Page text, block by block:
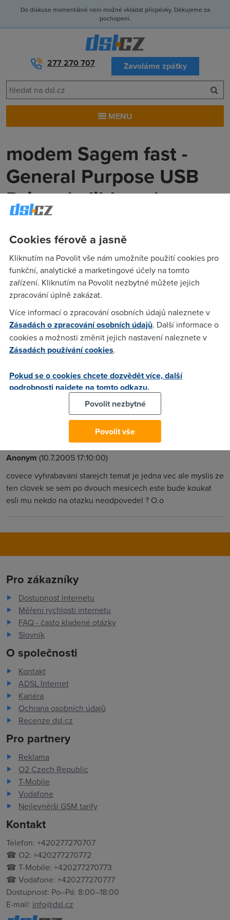
Do diskuse momentálně není možné vkládat příspěvky. Děkujeme za
pochopení.
277 270 707 Zavoláme zpátky
MENU
modem Sagem fast -
General Purpose USB
Driver (adildr.sys)
General Purpose USB Driver (adildr.sys), po chvili se me
pokazdy zasekne pocitac a v logu mam hlasku : "Služba
General Purpose USB Driver (adildr.sys) neuspěla při
spuštění v důsledku následující chyby: Zvolenou službu
nelze spustit, protože není povolena nebo s ní není spojeno
Anonym (10.7.2005 16:55:15)
nejde přímo smazat, musí se na to vzít program
TuneUp2000, který dokáže hledané položky smazat za
chodu windows. Napravit to určitě půjde i využitím
instalačního CD k modemu. Provede se opakovaně instalace
Anonym (10.7.2005 17:10:00)
covece vyhrabavani starejch temat je jedna vec ale myslis ze
ten clovek se sem po dvouch mesicech este bude koukat
esli mu nekdo na otazku neodpovedel ? O.o
Pro zákazníky
Dostupnost internetu
Měření rychlosti internetu
FAQ - často kladené otázky
Slovník
O společnosti
Kontakt
ADSL Internet
Kariéra
Ochrana osobních údajů
Recenze dsl.cz
Pro partnery
Reklama
O2 Czech Republic
T-Mobile
Vodafone
Nejlevnější GSM tarify
Kontakt
Telefon: +420277270707
☎ O2: +420277270772
☎ T-Mobile: +420277270773
☎ Vodafone: +420277270777
Dostupnost: Po–Pá: 8:00–18:00
E-mail: info@dsl.cz
Cookies férově a jasně
Kliknutím na Povolit vše nám umožníte použití cookies pro
funkční, analytické a marketingové účely na tomto
zařízení. Kliknutím na Povolit nezbytné můžete jejich
zpracování úplně zakázat.
Více informací o zpracování osobních údajů naleznete v
Zásadách o zpracování osobních údajů. Další informace o
cookies a možnosti změnit jejich nastavení naleznete v
Zásadách používání cookies.
Pokud se o cookies chcete dozvědět více, další
podrobnosti najdete na tomto odkazu.
Povolit nezbytné
Povolit vše